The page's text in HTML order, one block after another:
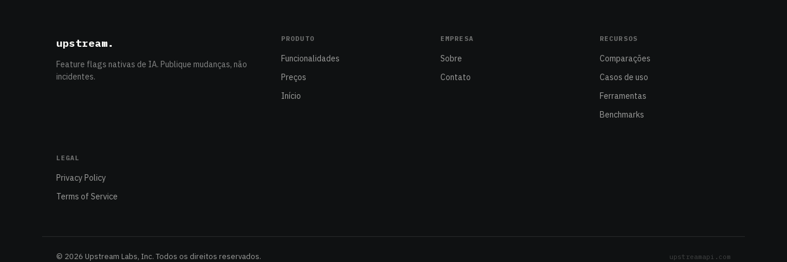
upstream.
Feature flags nativas de IA. Publique mudanças, não
incidentes.
PRODUTO
Funcionalidades
Preços
Início
EMPRESA
Sobre
Contato
RECURSOS
Comparações
Casos de uso
Ferramentas
Benchmarks
LEGAL
Privacy Policy
Terms of Service
© 2026 Upstream Labs, Inc. Todos os direitos reservados. upstreamapi.com